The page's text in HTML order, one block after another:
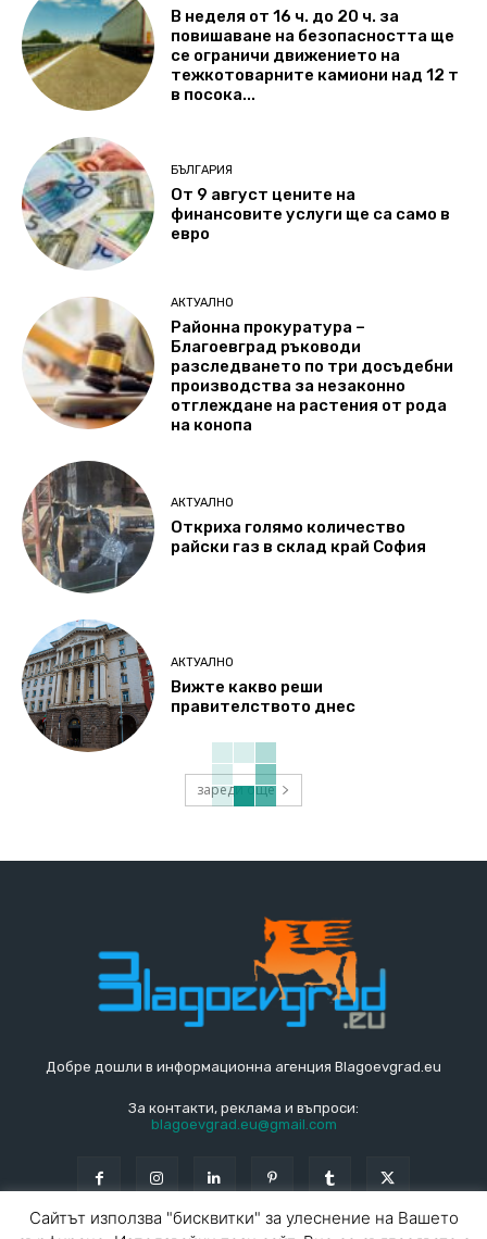
В неделя от 16 ч. до 20 ч. за
повишаване на безопасността ще
се ограничи движението на
тежкотоварните камиони над 12 т
в посока...
БЪЛГАРИЯ
От 9 август цените на
финансовите услуги ще са само в
евро
АКТУАЛНО
Районна прокуратура –
Благоевград ръководи
разследването по три досъдебни
производства за незаконно
отглеждане на растения от рода
на конопа
АКТУАЛНО
Откриха голямо количество
райски газ в склад край София
АКТУАЛНО
Вижте какво реши
правителството днес
зареди още
Добре дошли в информационна агенция Blagoevgrad.eu
За контакти, реклама и въпроси:
blagoevgrad.eu@gmail.com
Сайтът използва "бисквитки" за улеснение на Вашето